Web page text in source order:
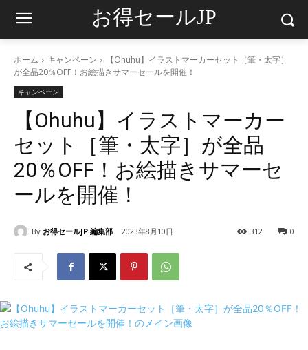
お得セールJP
ホーム キャンペーン
【Ohuhu】イラストマーカーセット［筆・太字］
が全品20％OFF！お絵描きサマーセールを開催！
キャンペーン
【Ohuhu】イラストマーカー
セット［筆・太字］が全品
20％OFF！お絵描きサマーセ
ールを開催！
By お得セールJP 編集部 2023年8月10日 0
312